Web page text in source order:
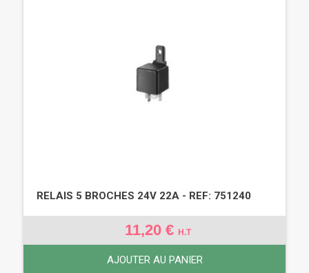
RELAIS 5 BROCHES 24V 22A - REF: 751240
11,20 € H.T
AJOUTER AU PANIER